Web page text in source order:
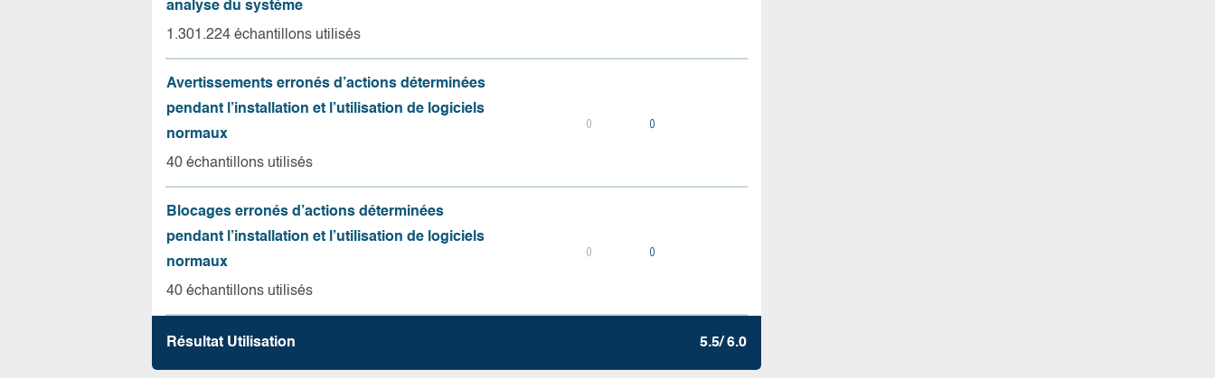
analyse du système
1.301.224 échantillons utilisés
Avertissements erronés d’actions déterminées
pendant l’installation et l’utilisation de logiciels
normaux
40 échantillons utilisés
0 0
Blocages erronés d’actions déterminées
pendant l’installation et l’utilisation de logiciels
normaux
40 échantillons utilisés
0 0
Résultat Utilisation 5.5/ 6.0